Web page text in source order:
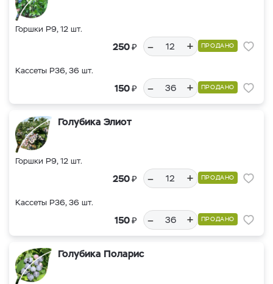
Горшки Р9, 12 шт.
250₽ – + ПРОДАНО
Кассеты Р36, 36 шт.
150₽ – + ПРОДАНО
Голубика Элиот
Горшки Р9, 12 шт.
250₽ – + ПРОДАНО
Кассеты Р36, 36 шт.
150₽ – + ПРОДАНО
Голубика Поларис